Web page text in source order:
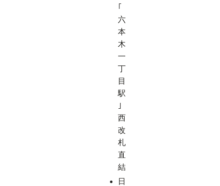
｢
六
本
木
一
丁
目
駅
｣
西
改
札
直
結
日